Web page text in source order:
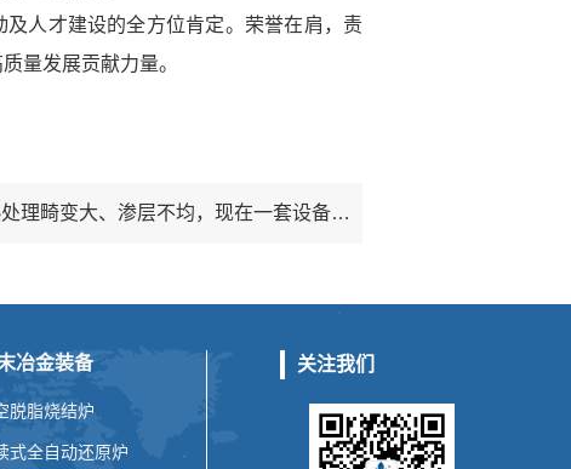
及人才建设的全方位肯定。荣誉在肩，责
量发展贡献力量。
下一条：航空航天长杆件热处理畸变大、渗层不均，现在一套设备全解决
关注我们
冶金装备
脱脂烧结炉
式全自动还原炉